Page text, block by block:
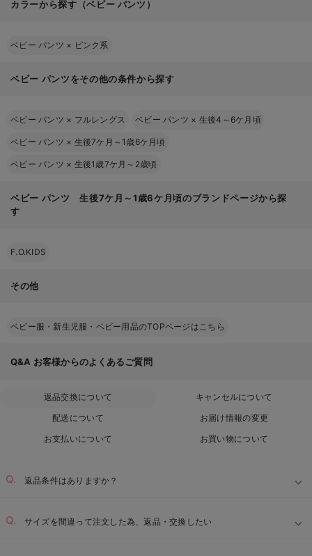
カラーから探す（ベビー パンツ）
ベビー パンツ × ピンク系
ベビー パンツをその他の条件から探す
ベビー パンツ × フルレングス ベビー パンツ × 生後4～6ケ月頃
ベビー パンツ × 生後7ケ月～1歳6ケ月頃
ベビー パンツ × 生後1歳7ケ月～2歳頃
ベビー パンツ 生後7ケ月～1歳6ケ月頃のブランドページから探
す
F.O.KIDS
その他
ベビー服・新生児服・ベビー用品のTOPページはこちら
Q&A お客様からのよくあるご質問
返品交換について
キャンセルについて
配送について
お届け情報の変更
お支払いについて
お買い物について
返品条件はありますか？
サイズを間違って注文した為、返品・交換したい